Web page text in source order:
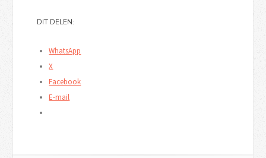
DIT DELEN:
WhatsApp
X
Facebook
E-mail